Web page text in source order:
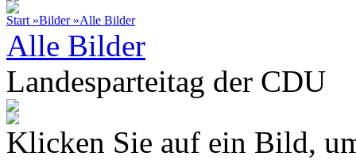
Start »Bilder »Alle Bilder
Alle Bilder
Landesparteitag der CDU
Klicken Sie auf ein Bild,